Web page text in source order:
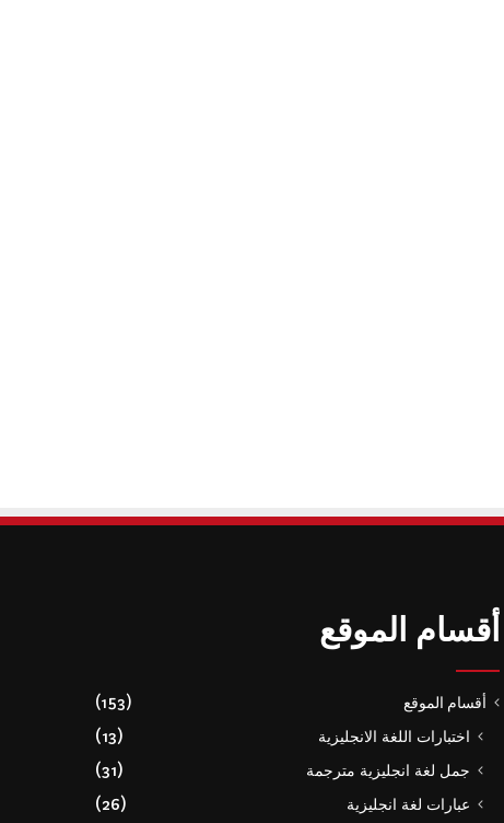
أقسام الموقع
أقسام الموقع (153)
اختبارات اللغة الانجليزية
(13)
جمل لغة انجليزية مترجمة
(31)
عبارات لغة انجليزية
(26)